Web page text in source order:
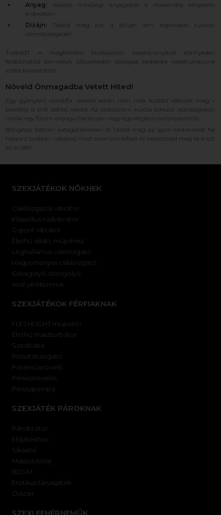
Anyag: Válassz minőségi anyagokat a maximális kényelem
érdekében.
Dizájn: Találd meg azt a stílust, ami leginkább tükrözi
személyiségedet!
Tudtad? A megfelelően kiválasztott szexharisnyával könnyedén
feldobhatod bármelyik öltözékedet! Válogass kedvedre webáruházunk
széles kínálatából!
Növeld Önmagadba Vetett Hited!
Egy gyönyörű combfix viselése során nem csak külsőd változik meg –
belsőleg is erőt adhat neked. Az önbizalom kulcsa sokszor apróságokon
múlik: egy finom anyagú harisnyán vagy egy elegáns harisnyatartón.
Böngéssz bátran kategóriánkban és találd meg az igazi kedvenced! Ne
habozz tovább – vásárolj most szexi combfixet és tapasztald meg te is ezt
az érzést!
SZEXJÁTÉKOK NŐKNEK
Csiklóizgatós vibrátor
Klasszikus rúdvibrátor
G-pont vibrátor
Élethű dildó, műpénisz
Léghullámos csiklóizgató
Hagyományos csiklóizgató
Gésagolyó, szexgolyó
Anál játékszerek
SZEXJÁTÉKOK FÉRFIAKNAK
FLESHLIGHT műpunci
Élethű maszturbátor
Szexbaba
Prosztataizgató
Potencianövelő
Pénisznövelés
Péniszpumpa
SZEXJÁTÉK PÁROKNAK
Párvibrátor
Előjátékhoz
Síkosító
Masszázsolaj
BDSM
Erotikus társasjáték
Óvszer
SZEXI FEHÉRNEMŰK